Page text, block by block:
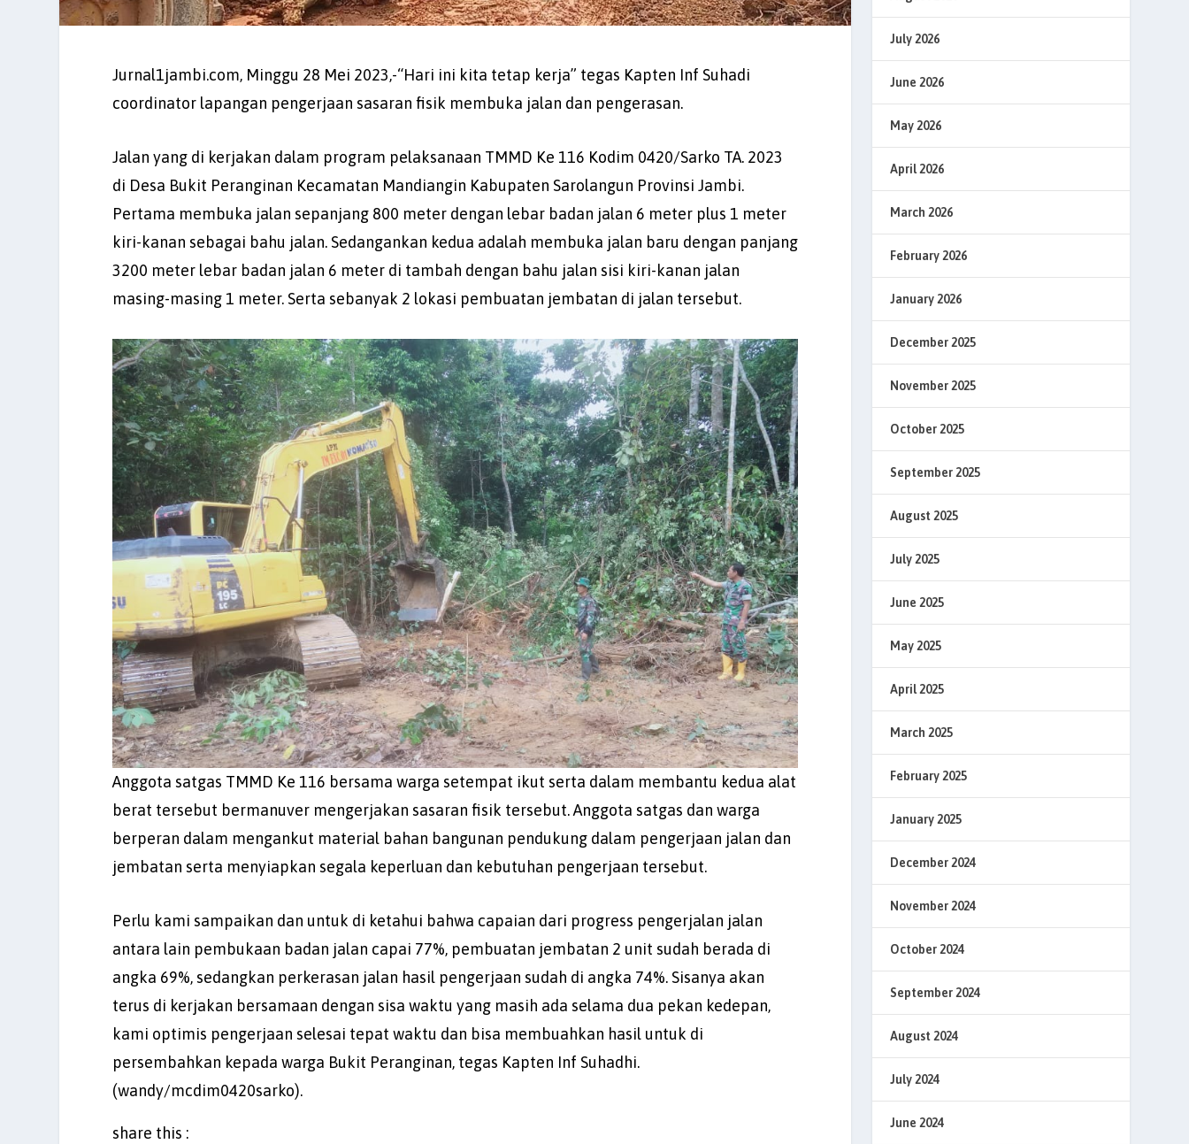
Jurnal1jambi.com, Minggu 28 Mei 2023,-“Hari ini kita tetap kerja” tegas Kapten Inf Suhadi
coordinator lapangan pengerjaan sasaran fisik membuka jalan dan pengerasan.
Jalan yang di kerjakan dalam program pelaksanaan TMMD Ke 116 Kodim 0420/Sarko TA. 2023
di Desa Bukit Peranginan Kecamatan Mandiangin Kabupaten Sarolangun Provinsi Jambi.
Pertama membuka jalan sepanjang 800 meter dengan lebar badan jalan 6 meter plus 1 meter
kiri-kanan sebagai bahu jalan. Sedangankan kedua adalah membuka jalan baru dengan panjang
3200 meter lebar badan jalan 6 meter di tambah dengan bahu jalan sisi kiri-kanan jalan
masing-masing 1 meter. Serta sebanyak 2 lokasi pembuatan jembatan di jalan tersebut.
Anggota satgas TMMD Ke 116 bersama warga setempat ikut serta dalam membantu kedua alat
berat tersebut bermanuver mengerjakan sasaran fisik tersebut. Anggota satgas dan warga
berperan dalam mengankut material bahan bangunan pendukung dalam pengerjaan jalan dan
jembatan serta menyiapkan segala keperluan dan kebutuhan pengerjaan tersebut.
Perlu kami sampaikan dan untuk di ketahui bahwa capaian dari progress pengerjalan jalan
antara lain pembukaan badan jalan capai 77%, pembuatan jembatan 2 unit sudah berada di
angka 69%, sedangkan perkerasan jalan hasil pengerjaan sudah di angka 74%. Sisanya akan
terus di kerjakan bersamaan dengan sisa waktu yang masih ada selama dua pekan kedepan,
kami optimis pengerjaan selesai tepat waktu dan bisa membuahkan hasil untuk di
persembahkan kepada warga Bukit Peranginan, tegas Kapten Inf Suhadhi.
(wandy/mcdim0420sarko).
share this :
July 2026
June 2026
May 2026
April 2026
March 2026
February 2026
January 2026
December 2025
November 2025
October 2025
September 2025
August 2025
July 2025
June 2025
May 2025
April 2025
March 2025
February 2025
January 2025
December 2024
November 2024
October 2024
September 2024
August 2024
July 2024
June 2024